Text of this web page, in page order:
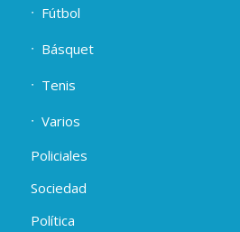
Fútbol
Básquet
Tenis
Varios
Policiales
Sociedad
Política